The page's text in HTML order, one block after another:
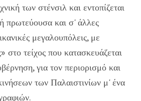
των στένσιλ και εντοπίζεται
πρωτεύουσα και σ' άλλες
μεγαλουπόλεις, με
στο τείχος που κατασκευάζεται
για τον περιορισμό και
των Παλαιστινίων μ' ένα